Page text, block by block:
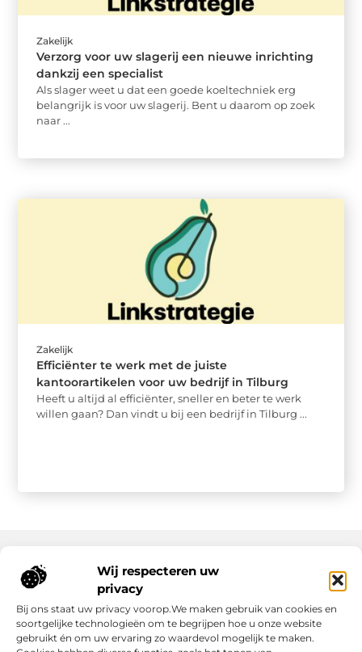
Wij respecteren uw
privacy
Bij ons staat uw privacy voorop.We maken gebruik van cookies en
soortgelijke technologieën om te begrijpen hoe u onze website
gebruikt én om uw ervaring zo waardevol mogelijk te maken.
Zakelijk
Verzorg voor uw slagerij een nieuwe inrichting
dankzij een specialist
Als slager weet u dat een goede koeltechniek erg
belangrijk is voor uw slagerij. Bent u daarom op zoek
naar ...
Zakelijk
Efficiënter te werk met de juiste
kantoorartikelen voor uw bedrijf in Tilburg
Heeft u altijd al efficiënter, sneller en beter te werk
willen gaan? Dan vindt u bij een bedrijf in Tilburg ...
Onze informatie